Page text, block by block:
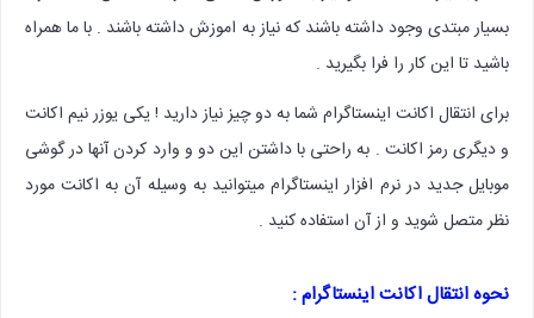
بسیار مبتدی وجود داشته باشند که نیاز به اموزش داشته باشند . با ما همراه
باشید تا این کار را فرا بگیرید .
برای انتقال اکانت اینستاگرام شما به دو چیز نیاز دارید ! یکی یوزر نیم اکانت
و دیگری رمز اکانت . به راحتی با داشتن این دو و وارد کردن آنها در گوشی
موبایل جدید در نرم افزار اینستاگرام میتوانید به وسیله آن به اکانت مورد
نظر متصل شوید و از آن استفاده کنید .
نحوه انتقال اکانت اینستاگرام :